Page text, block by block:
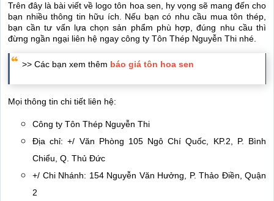
Trên đây là bài viết về logo tôn hoa sen, hy vọng sẽ mang đến cho
bạn nhiều thông tin hữu ích. Nếu bạn có nhu cầu mua tôn thép,
bạn cần tư vấn lựa chọn sản phẩm phù hợp, đúng nhu cầu thì
đừng ngần ngại liên hệ ngay công ty Tôn Thép Nguyễn Thi nhé.
>> Các bạn xem thêm báo giá tôn hoa sen
Mọi thông tin chi tiết liên hệ:
Công ty Tôn Thép Nguyễn Thi
Địa chỉ: +/ Văn Phòng 105 Ngô Chí Quốc, KP.2, P. Bình
Chiểu, Q. Thủ Đức
+/ Chi Nhánh: 154 Nguyễn Văn Hưởng, P. Thảo Điền, Quận
2